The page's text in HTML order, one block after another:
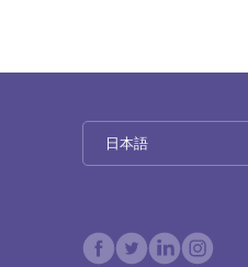
日本語